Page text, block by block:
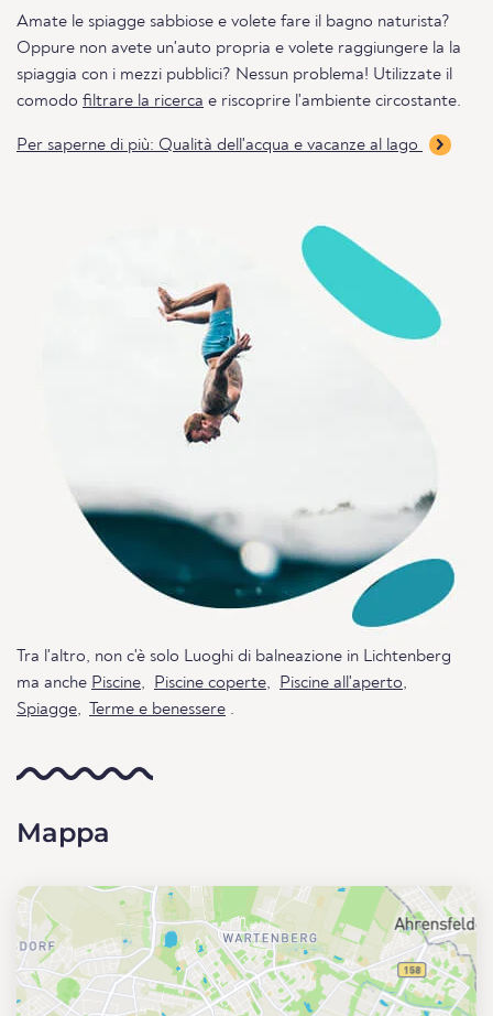
Amate le spiagge sabbiose e volete fare il bagno naturista?
Oppure non avete un'auto propria e volete raggiungere la la
spiaggia con i mezzi pubblici? Nessun problema! Utilizzate il
comodo filtrare la ricerca e riscoprire l'ambiente circostante.
Per saperne di più: Qualità dell'acqua e vacanze al lago
Tra l'altro, non c'è solo Luoghi di balneazione in Lichtenberg
ma anche Piscine, Piscine coperte, Piscine all'aperto,
Spiagge, Terme e benessere .
Mappa